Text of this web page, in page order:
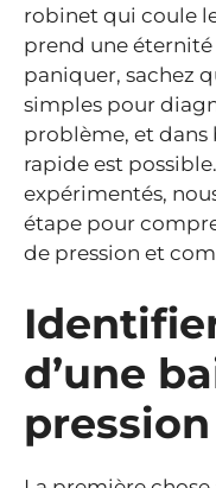
robinet qui coule
prend une
paniquer, sachez
simples pour
problème, et dans
rapide est
expérimentés,
étape pour
de pression et
d’une
pression